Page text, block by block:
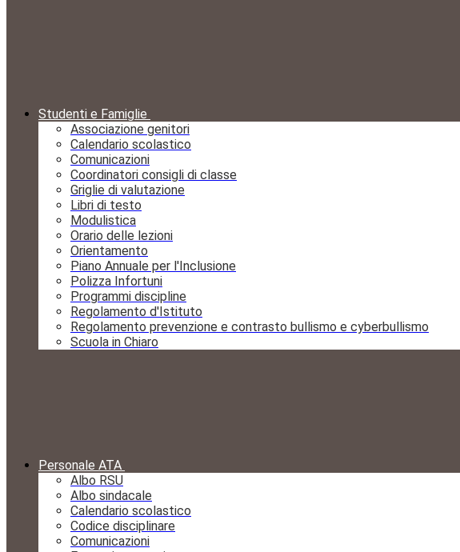
Studenti e Famiglie
Associazione genitori
Calendario scolastico
Comunicazioni
Coordinatori consigli di classe
Griglie di valutazione
Libri di testo
Modulistica
Orario delle lezioni
Orientamento
Piano Annuale per l'Inclusione
Polizza Infortuni
Programmi discipline
Regolamento d'Istituto
Regolamento prevenzione e contrasto bullismo e cyberbullismo
Scuola in Chiaro
Personale ATA
Albo RSU
Albo sindacale
Calendario scolastico
Codice disciplinare
Comunicazioni